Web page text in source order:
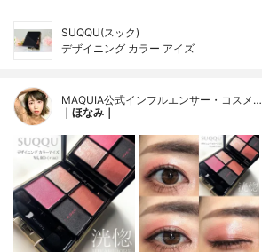
SUQQU(スック)
デザイニング カラー アイズ
MAQUIA公式インフルエンサー・コスメ…
｜ほなみ｜